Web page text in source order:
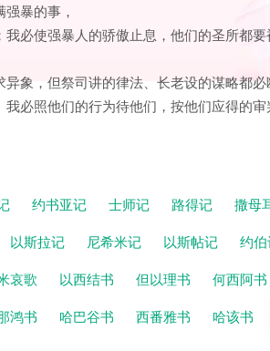
暴的事，
必使强暴人的骄傲止息，他们的圣所都
象，但祭司讲的律法、长老设的谋略都必
必照他们的行为待他们，按他们应得的
约书亚记 士师记 路得记 撒母
以斯拉记 尼希米记 以斯帖记 约
哀歌 以西结书 但以理书 何西阿书
鸿书 哈巴谷书 西番雅书 哈该书